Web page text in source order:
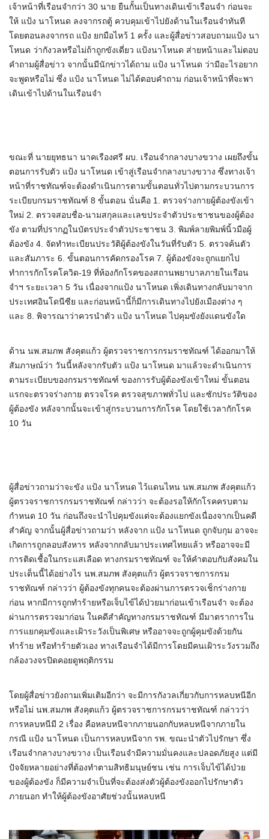
เจ้าหน้าที่เรือนจำกว่า 30 นาย ยืนกั้นเป็นทางเดินเข้าเรือนจำ ก่อนจะ
ให้ แป้ง นาโหนด ลงจากรถตู้ ควบคุมเข้าไปยังด้านในเรือนจำทันที
โดยตอนลงจากรถ แป้ง ยกมือไหว้ 1 ครั้ง และผู้สื่อข่าวสอบถามแป้ง นา
โหนด ว่ากังวลหรือไม่ถ้าถูกขังเดี่ยว แป้งนาโหนด ส่ายหน้าและไม่ตอบ
คำถามผู้สื่อข่าว จากนั้นมีนักข่าวได้ถาม แป้ง นาโหนด ว่ามีอะไรอยาก
จะพูดหรือไม่ ซึ่ง แป้ง นาโหนด ไม่ได้ตอบคำถาม ก่อนเจ้าหน้าที่จะพา
เดินเข้าไปด้านในเรือนจำ
ขณะที่ นายยุทธนา นาคเรืองศรี ผบ. เรือนจำกลางบางขวาง เผยถึงขั้น
ตอนการรับตัว แป้ง นาโหนด เข้าสู่เรือนจำกลางบางขวาง ซึ่งทางเจ้า
หน้าที่ราชทัณฑ์จะต้องดำเนินการตามขั้นตอนทั่วไปตามกระบวนการ
ระเบียบกรมราชทัณฑ์ 8 ขั้นตอน นั่นคือ 1. ตรวจร่างกายผู้ต้องขังเข้า
ใหม่ 2. ตรวจสอบชื่อ-นามสกุลและเลขประจำตัวประชาชนของผู้ต้อง
ขัง ตามที่ปรากฏในบัตรประจำตัวประชาชน 3. พิมพ์ลายพิมพ์นิ้วมือผู้
ต้องขัง 4. จัดทำทะเบียนประวัติผู้ต้องขังในวันที่รับตัว 5. ตรวจค้นตัว
และสัมภาระ 6. ขั้นตอนการคัดกรองโรค 7. ผู้ต้องขังจะถูกแยกไป
ทำการกักโรคโควิด-19 ที่ห้องกักโรคของสถานพยาบาลภายในเรือน
จำฯ ระยะเวลา 5 วัน เนื่องจากแป้ง นาโหนด เพิ่งเดินทางกลับมาจาก
ประเทศอินโดนีซีย และก่อนหน้านี้ก็มีการเดินทางไปยังเมืองต่าง ๆ
และ 8. พิจารณาว่าควรนำตัว แป้ง นาโหนด ไปคุมขังยังแดนขังใด
ด้าน นพ.สมภพ สังคุตแก้ว ผู้ตรวจราชการกรมราชทัณฑ์ ได้ออกมาให้
สัมภาษณ์ว่า วันนี้หลังจากรับตัว แป้ง นาโหนด มาแล้วจะดำเนินการ
ตามระเบียบของกรมราชทัณฑ์ ของการรับผู้ต้องขังเข้าใหม่ ขั้นตอน
แรกจะตรวจร่างกาย ตรวจโรค ตรวจสุขภาพทั่วไป และซักประวัติของ
ผู้ต้องขัง หลังจากนั้นจะเข้าสู่กระบวนการกักโรค โดยใช้เวลากักโรค
10 วัน
ผู้สื่อข่าวถามว่าจะขัง แป้ง นาโหนด ไว้แดนไหน นพ.สมภพ สังคุตแก้ว
ผู้ตรวจราชการกรมราชทัณฑ์ กล่าวว่า จะต้องรอให้กักโรคครบตาม
กำหนด 10 วัน ก่อนถึงจะนำไปคุมขังแต่จะต้องแยกขังเนื่องจากเป็นคดี
สำคัญ จากนั้นผู้สื่อข่าวถามว่า หลังจาก แป้ง นาโหนด ถูกจับกุม อาจจะ
เกิดการถูกลอบสังหาร หลังจากกลับมาประเทศไทยแล้ว หรืออาจจะมี
การติดเชื้อในกระแสเลือด ทางกรมราชทัณฑ์ จะให้คำตอบกับสังคมใน
ประเด็นนี้ได้อย่างไร นพ.สมภพ สังคุตแก้ว ผู้ตรวจราชการกรม
ราชทัณฑ์ กล่าวว่า ผู้ต้องขังทุกคนจะต้องผ่านการตรวจเช็กร่างกาย
ก่อน หากมีการถูกทำร้ายหรือเจ็บไข้ได้ป่วยมาก่อนเข้าเรือนจำ จะต้อง
ผ่านการตรวจมาก่อน ในคดีสำคัญทางกรมราชทัณฑ์ มีมาตราการใน
การแยกคุมขังและเฝ้าระวังเป็นพิเศษ หรืออาจจะถูกผู้คุมขังด้วยกัน
ทำร้าย หรือทำร้ายตัวเอง ทางเรือนจำได้มีการโดยมีคนเฝ้าระวังรวมถึง
กล้องวงจรปิดคอยดูพฤติกรรม
โดยผู้สื่อข่าวยังถามเพิ่มเติมอีกว่า จะมีการกังวลเกี่ยวกับการหลบหนีอีก
หรือไม่ นพ.สมภพ สังคุตแก้ว ผู้ตรวจราชการกรมราชทัณฑ์ กล่าวว่า
การหลบหนีมี 2 เรื่อง คือหลบหนีจากภายนอกกับหลบหนีจากภายใน
กรณี แป้ง นาโหนด เป็นการหลบหนีจาก รพ. ขณะนำตัวไปรักษา ซึ่ง
เรือนจำกลางบางขวาง เป็นเรือนจำมีความมั่นคงและปลอดภัยสูง แต่มี
ปัจจัยหลายอย่างที่ต้องทำตามสิทธิมนุษย์ชน เช่น การเจ็บไข้ได้ป่วย
ของผู้ต้องขัง ก็มีความจำเป็นที่จะต้องส่งตัวผู้ต้องขังออกไปรักษาตัว
ภายนอก ทำให้ผู้ต้องขังอาศัยช่วงนั้นหลบหนี